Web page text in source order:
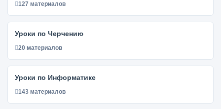
127 материалов
Уроки по Черчению
20 материалов
Уроки по Информатике
143 материалов